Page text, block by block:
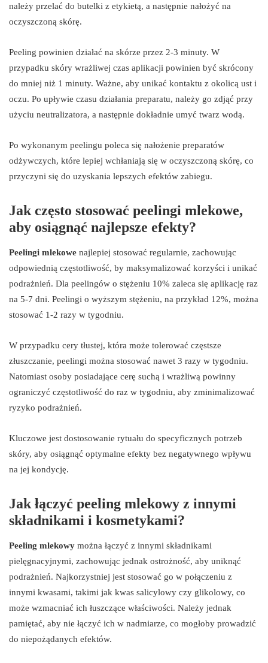
należy przelać do butelki z etykietą, a następnie nałożyć na
oczyszczoną skórę.
Peeling powinien działać na skórze przez 2-3 minuty. W
przypadku skóry wrażliwej czas aplikacji powinien być skrócony
do mniej niż 1 minuty. Ważne, aby unikać kontaktu z okolicą ust i
oczu. Po upływie czasu działania preparatu, należy go zdjąć przy
użyciu neutralizatora, a następnie dokładnie umyć twarz wodą.
Po wykonanym peelingu poleca się nałożenie preparatów
odżywczych, które lepiej wchłaniają się w oczyszczoną skórę, co
przyczyni się do uzyskania lepszych efektów zabiegu.
Jak często stosować peelingi mlekowe,
aby osiągnąć najlepsze efekty?
Peelingi mlekowe najlepiej stosować regularnie, zachowując
odpowiednią częstotliwość, by maksymalizować korzyści i unikać
podrażnień. Dla peelingów o stężeniu 10% zaleca się aplikację raz
na 5-7 dni. Peelingi o wyższym stężeniu, na przykład 12%, można
stosować 1-2 razy w tygodniu.
W przypadku cery tłustej, która może tolerować częstsze
złuszczanie, peelingi można stosować nawet 3 razy w tygodniu.
Natomiast osoby posiadające cerę suchą i wrażliwą powinny
ograniczyć częstotliwość do raz w tygodniu, aby zminimalizować
ryzyko podrażnień.
Kluczowe jest dostosowanie rytuału do specyficznych potrzeb
skóry, aby osiągnąć optymalne efekty bez negatywnego wpływu
na jej kondycję.
Jak łączyć peeling mlekowy z innymi
składnikami i kosmetykami?
Peeling mlekowy można łączyć z innymi składnikami
pielęgnacyjnymi, zachowując jednak ostrożność, aby uniknąć
podrażnień. Najkorzystniej jest stosować go w połączeniu z
innymi kwasami, takimi jak kwas salicylowy czy glikolowy, co
może wzmacniać ich łuszczące właściwości. Należy jednak
pamiętać, aby nie łączyć ich w nadmiarze, co mogłoby prowadzić
do niepożądanych efektów.